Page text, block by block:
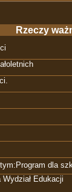
Rzeczy
dla
Edukacji